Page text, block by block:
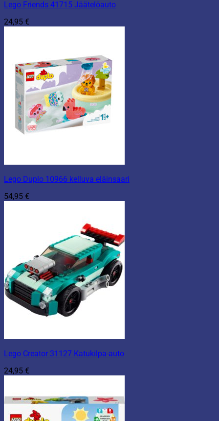
Lego Friends 41715 Jäätelöauto
24,95 €
Lego Duplo 10966 kelluva eläinsaari
54,95 €
Lego Creator 31127 Katukilpa-auto
24,95 €